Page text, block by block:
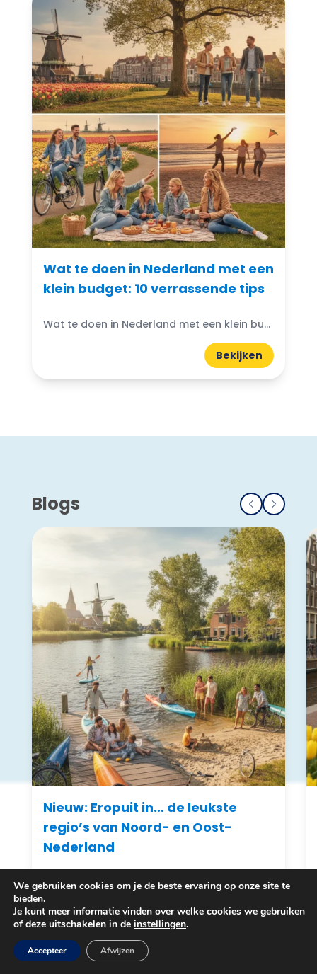
Wat te doen in Nederland met een
klein budget: 10 verrassende tips
Wat te doen in Nederland met een klein budget? Gelukkig zijn er volop budgetvriendelijke uitjes te vinden! Of je nu houdt van de natuur, cultuur of avontuur, er is altijd...
Bekijken
Blogs
Nieuw: Eropuit in… de leukste
regio’s van Noord- en Oost-
Nederland
Ontdek de nieuwe Eropuit in... gidsen van WattedoenVandaag. Compacte A5-gidsen boordevol uitjes, natuur, horeca en tips uit de regio.
Bekijken
We gebruiken cookies om je de beste ervaring op onze site te
bieden.
Je kunt meer informatie vinden over welke cookies we gebruiken
of deze uitschakelen in de instellingen.
Accepteer Afwijzen